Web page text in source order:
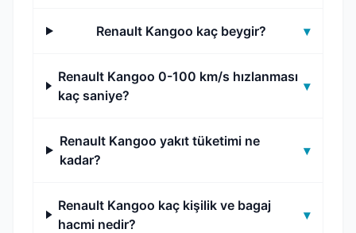
Renault Kangoo kaç beygir? ▾
Renault Kangoo 0-100 km/s hızlanması
kaç saniye?
▾
Renault Kangoo yakıt tüketimi ne
kadar?
▾
Renault Kangoo kaç kişilik ve bagaj
hacmi nedir?
▾